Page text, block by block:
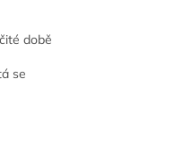
době
se